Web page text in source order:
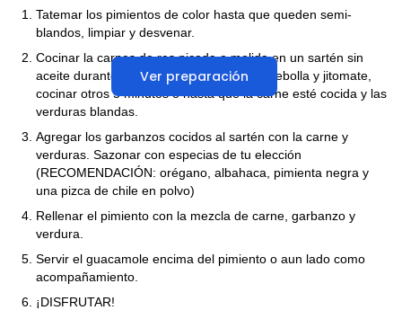
Ver preparación
Tatemar los pimientos de color hasta que queden semi-
blandos, limpiar y desvenar.
Cocinar la carnes de res picada o molida en un sartén sin
aceite durante 4 minutos y luego agrega cebolla y jitomate,
cocinar otros 5 minutos o hasta que la carne esté cocida y las
verduras blandas.
Agregar los garbanzos cocidos al sartén con la carne y
verduras. Sazonar con especias de tu elección
(RECOMENDACIÓN: orégano, albahaca, pimienta negra y
una pizca de chile en polvo)
Rellenar el pimiento con la mezcla de carne, garbanzo y
verdura.
Servir el guacamole encima del pimiento o aun lado como
acompañamiento.
¡DISFRUTAR!